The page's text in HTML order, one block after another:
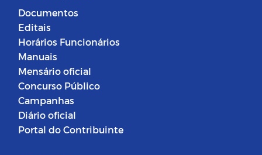
Documentos
Editais
Horários Funcionários
Manuais
Mensário oficial
Concurso Público
Campanhas
Diário oficial
Portal do Contribuinte